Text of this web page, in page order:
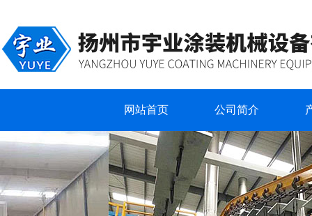
网站首页 公司简介